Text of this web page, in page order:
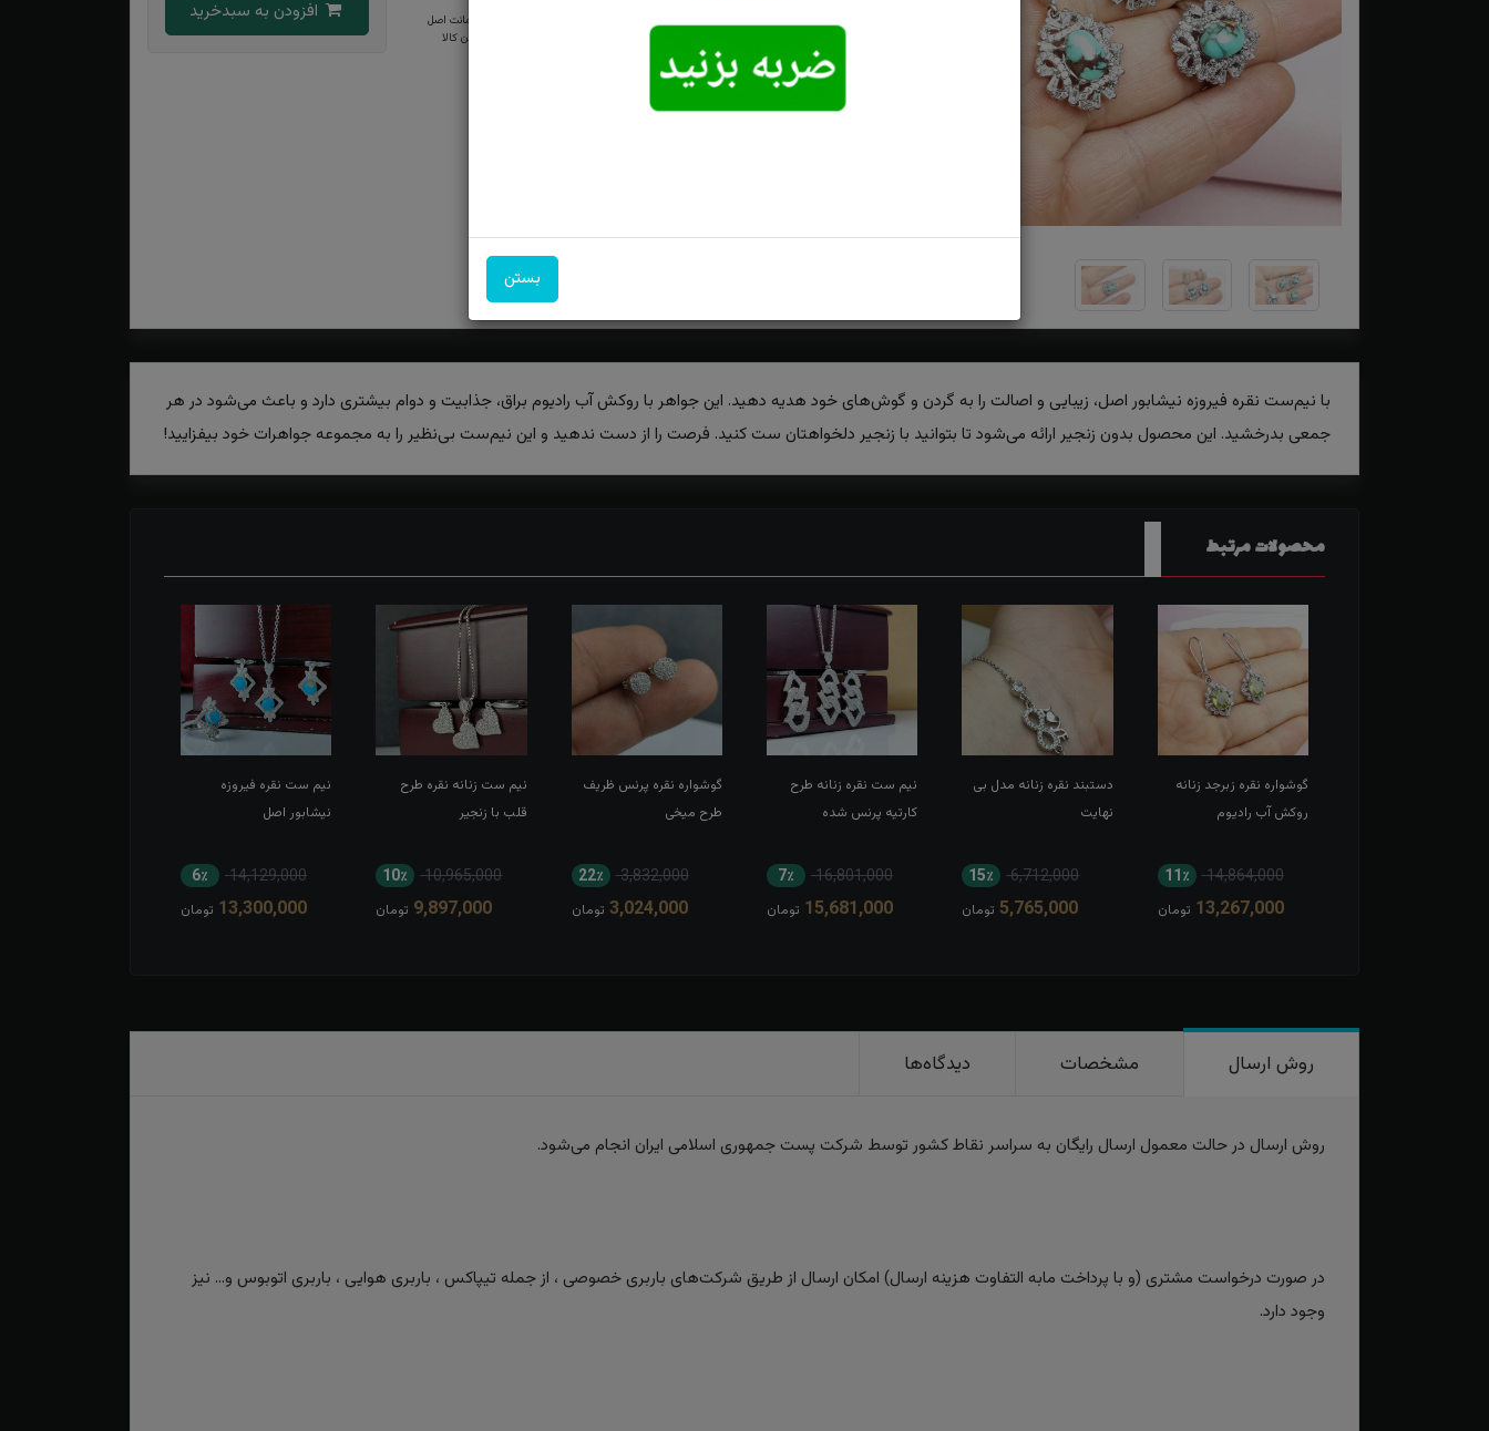
امکان تحویل
اکسپرس
امکان پرداخت
ضمانت اصل
بودن کالا
با نیم‌ست نقره فیروزه نیشابور اصل، زیبایی و اصالت را به گردن و گوش‌های خود هدیه دهید. این جواهر با روکش آب رادیوم براق، جذابیت و دوام بیشتری دارد و باعث می‌شود در هر
جمعی بدرخشید. این محصول بدون زنجیر ارائه می‌شود تا بتوانید با زنجیر دلخواهتان ست کنید. فرصت را از دست ندهید و این نیم‌ست بی‌نظیر را به مجموعه جواهرات خود بیفزایید!
محصولات مرتبط
گوشواره نقره زبرجد زنانه
روکش آب رادیوم
14,864,000 11٪
13,267,000 تومان
دستبند نقره زنانه مدل بی
نهایت
6,712,000 15٪
5,765,000 تومان
نیم ست نقره زنانه طرح
کارتیه پرنس شده
16,801,000 7٪
15,681,000 تومان
گوشواره نقره پرنس ظریف
طرح میخی
3,832,000 22٪
3,024,000 تومان
نیم ست زنانه نقره طرح
قلب با زنجیر
10,965,000 10٪
9,897,000 تومان
نیم ست نقره فیروزه
نیشابور اصل
14,129,000 6٪
13,300,000 تومان
روش ارسال مشخصات دیدگاه‌ها
روش ارسال در حالت معمول ارسال رایگان به سراسر نقاط کشور توسط شرکت پست جمهوری اسلامی ایران انجام می‌شود.
در صورت درخواست مشتری (و با پرداخت مابه التفاوت هزینه ارسال) امکان ارسال از طریق شرکت‌های باربری خصوصی ، از جمله تیپاکس ، باربری هوایی ، باربری اتوبوس و... نیز
وجود دارد.
بستن